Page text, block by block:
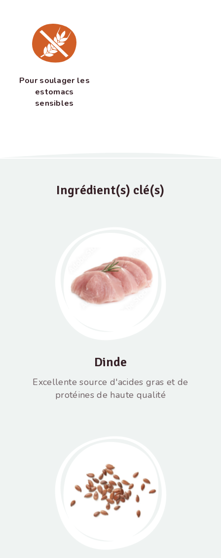
Pour soulager les
estomacs
sensibles
Ingrédient(s) clé(s)
Dinde
Excellente source d'acides gras et de
protéines de haute qualité